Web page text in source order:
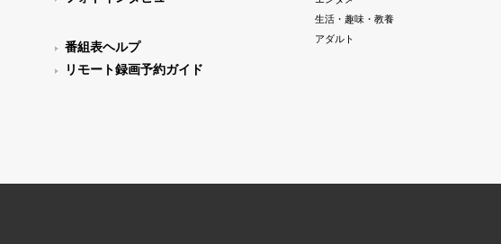
番組表ヘルプ
リモート録画予約ガイド
生活・趣味・教養
アダルト